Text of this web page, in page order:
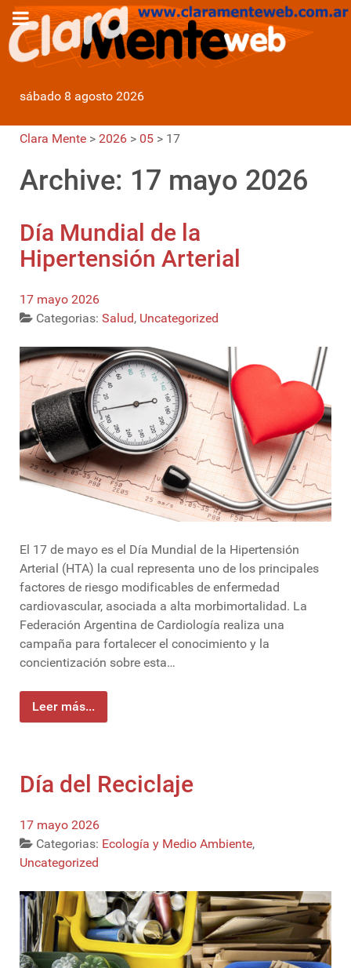
sábado 8 agosto 2026
Clara Mente > 2026 > 05 > 17
Archive: 17 mayo 2026
Día Mundial de la
Hipertensión Arterial
17 mayo 2026
Categorias: Salud, Uncategorized
El 17 de mayo es el Día Mundial de la Hipertensión
Arterial (HTA) la cual representa uno de los principales
factores de riesgo modificables de enfermedad
cardiovascular, asociada a alta morbimortalidad. La
Federación Argentina de Cardiología realiza una
campaña para fortalecer el conocimiento y la
concientización sobre esta…
Leer más...
Día del Reciclaje
17 mayo 2026
Categorias: Ecología y Medio Ambiente,
Uncategorized